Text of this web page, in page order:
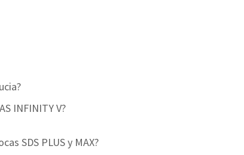
INFINITY V?
SDS PLUS y MAX?